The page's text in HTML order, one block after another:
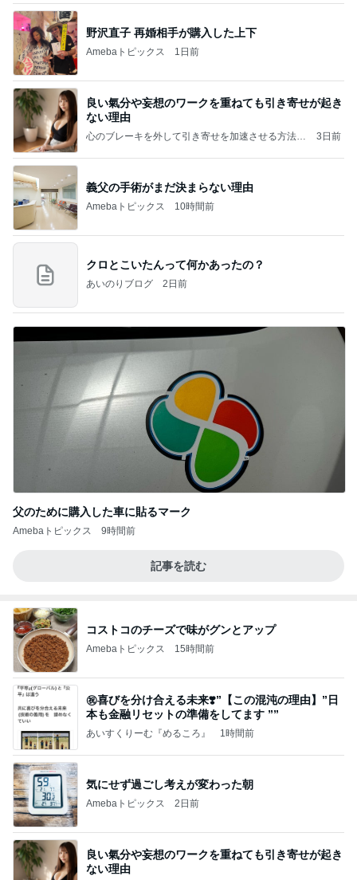
野沢直子 再婚相手が購入した上下
Amebaトピックス 1日前
良い氣分や妄想のワークを重ねても引き寄せが起き
ない理由
心のブレーキを外して引き寄せを加速させる方法：
3日前
義父の手術がまだ決まらない理由
Amebaトピックス 10時間前
クロとこいたんって何かあったの？
あいのりブログ 2日前
父のために購入した車に貼るマーク
Amebaトピックス 9時間前
記事を読む
コストコのチーズで味がグンとアップ
Amebaトピックス 15時間前
㊗️喜びを分け合える未来❣️”【この混沌の理由】”⽇
本も⾦融リセットの準備をしてます ””
あいすくりーむ『めるころ』 1時間前
気にせず過ごし考えが変わった朝
Amebaトピックス 2日前
良い氣分や妄想のワークを重ねても引き寄せが起き
ない理由